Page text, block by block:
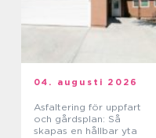
04. augusti 2026
Asfaltering för uppfart
och gårdsplan: Så
skapas en hållbar yta